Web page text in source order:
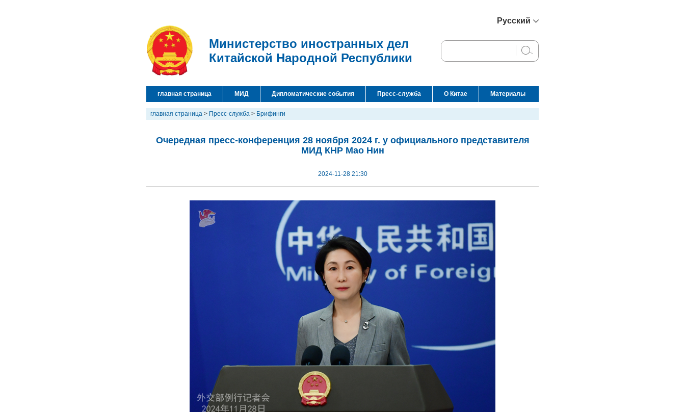
Русский
English
Español
عربي
Министерство иностранных дел
Китайской Народной Республики
главная страница МИД Дипломатические события Пресс-служба О Китае Материалы
главная страница > Пресс-служба > Брифинги
Очередная пресс-конференция 28 ноября 2024 г. у официального представителя
МИД КНР Мао Нин
2024-11-28 21:30